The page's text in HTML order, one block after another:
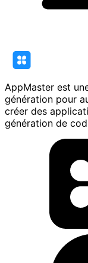
AppMaster est
génération pour
créer des
génération de